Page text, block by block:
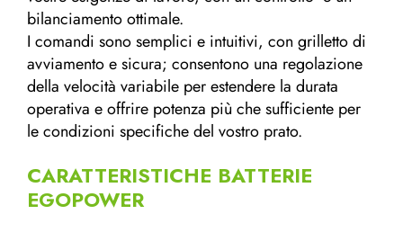
bilanciamento ottimale.
I comandi sono semplici e intuitivi, con grilletto di
avviamento e sicura; consentono una regolazione
della velocità variabile per estendere la durata
operativa e offrire potenza più che sufficiente per
le condizioni specifiche del vostro prato.
CARATTERISTICHE BATTERIE
EGOPOWER